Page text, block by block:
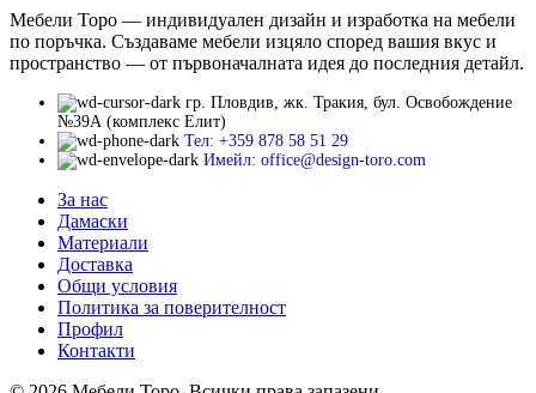
Мебели Торо — индивидуален дизайн и изработка на мебели
по поръчка. Създаваме мебели изцяло според вашия вкус и
пространство — от първоначалната идея до последния детайл.
гр. Пловдив, жк. Тракия, бул. Освобождение
№39А (комплекс Елит)
Тел: +359 878 58 51 29
Имейл: office@design-toro.com
За нас
Дамаски
Материали
Доставка
Общи условия
Политика за поверителност
Профил
Контакти